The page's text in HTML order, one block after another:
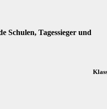
Schulen, Tagessieger und